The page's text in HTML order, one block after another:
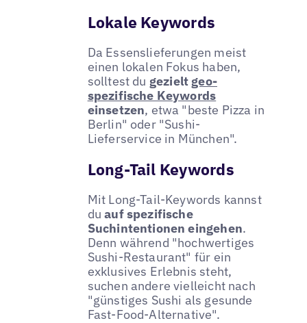
Lokale Keywords
Da Essenslieferungen meist
einen lokalen Fokus haben,
solltest du gezieltgeo-
spezifische Keywords
einsetzen, etwa "beste Pizza in
Berlin" oder "Sushi-
Lieferservice in München".
Long-Tail Keywords
Mit Long-Tail-Keywords kannst
duauf spezifische
Suchintentionen eingehen.
Denn während "hochwertiges
Sushi-Restaurant" für ein
exklusives Erlebnis steht,
suchen andere vielleicht nach
"günstiges Sushi als gesunde
Fast-Food-Alternative".